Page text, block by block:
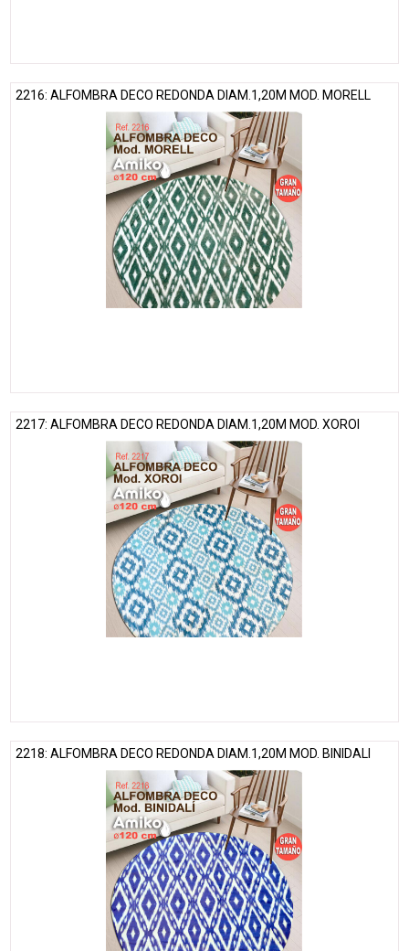
2216: ALFOMBRA DECO REDONDA DIAM.1,20M MOD. MORELL
2217: ALFOMBRA DECO REDONDA DIAM.1,20M MOD. XOROI
2218: ALFOMBRA DECO REDONDA DIAM.1,20M MOD. BINIDALI